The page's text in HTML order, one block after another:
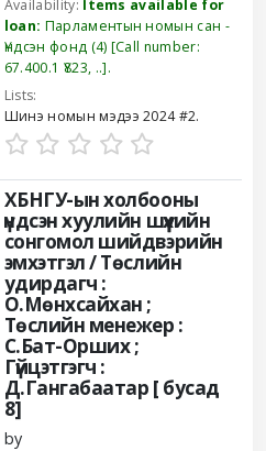
Availability: Items available for
loan: Парламентын номын сан -
Үндсэн фонд (4) Call number:
67.400.1 Ү823, .. .
Lists:
Шинэ номын мэдээ 2024 #2.
ХБНГУ-ын холбооны
үндсэн хуулийн шүүхийн
сонгомол шийдвэрийн
эмхэтгэл /Төслийн
удирдагч :
О.Мөнхсайхан ;
Төслийн менежер :
С.Бат-Орших ;
Гүйцэтгэгч :
Д.Гангабаатар [ бусад
8]
by